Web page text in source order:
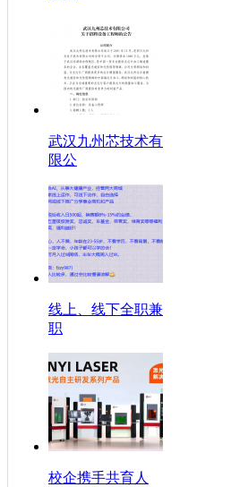
武汉九州芯技术有
限公
线上、线下全职兼
职
校企携手共育人